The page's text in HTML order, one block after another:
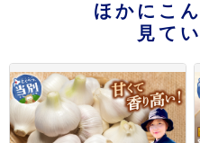
ほかにこ
見て